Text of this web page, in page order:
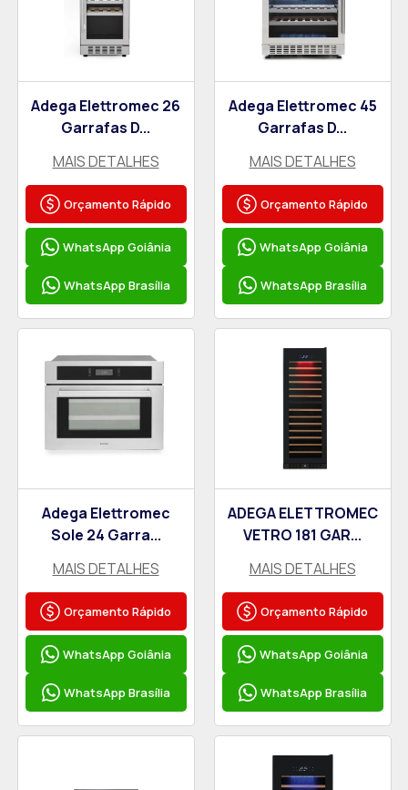
Adega Elettromec 26
Garrafas D...
MAIS DETALHES
Orçamento Rápido
WhatsApp Goiânia
WhatsApp Brasília
Adega Elettromec 45
Garrafas D...
MAIS DETALHES
Orçamento Rápido
WhatsApp Goiânia
WhatsApp Brasília
Adega Elettromec
Sole 24 Garra...
MAIS DETALHES
Orçamento Rápido
WhatsApp Goiânia
WhatsApp Brasília
ADEGA ELETTROMEC
VETRO 181 GAR...
MAIS DETALHES
Orçamento Rápido
WhatsApp Goiânia
WhatsApp Brasília